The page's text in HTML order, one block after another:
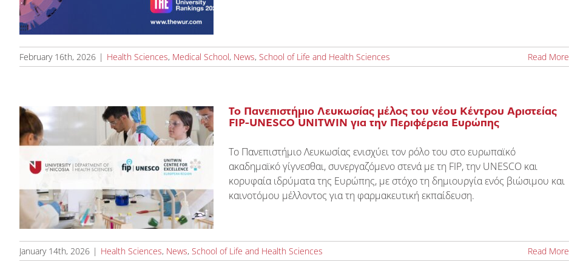
February 16th, 2026 | Health Sciences, Medical School, News, School of Life and Health Sciences Read More
Το Πανεπιστήμιο Λευκωσίας μέλος του νέου Κέντρου Αριστείας
FIP-UNESCO UNITWIN για την Περιφέρεια Ευρώπης
Το Πανεπιστήμιο Λευκωσίας ενισχύει τον ρόλο του στο ευρωπαϊκό
ακαδημαϊκό γίγνεσθαι, συνεργαζόμενο στενά με τη FIP, την UNESCO και
κορυφαία ιδρύματα της Ευρώπης, με στόχο τη δημιουργία ενός βιώσιμου και
καινοτόμου μέλλοντος για τη φαρμακευτική εκπαίδευση.
January 14th, 2026 | Health Sciences, News, School of Life and Health Sciences Read More